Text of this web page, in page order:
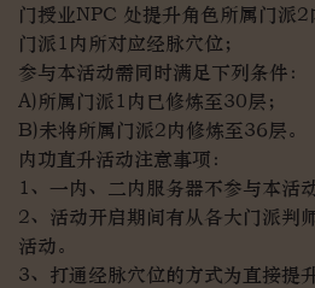
门授业NPC 处提升角色所属门派
门派1内所对应经脉穴位；
参与本活动需同时满足下列条件：
A)所属门派1内已修炼至30层；
B)未将所属门派2内修炼至36层。
内功直升活动注意事项：
1、一内、二内服务器不参与本活动
2、活动开启期间有从各大门派判
活动。
3、打通经脉穴位的方式为直接提